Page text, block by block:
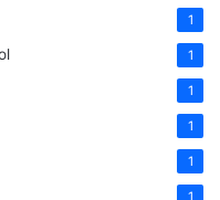
1
1
1
1
1
1